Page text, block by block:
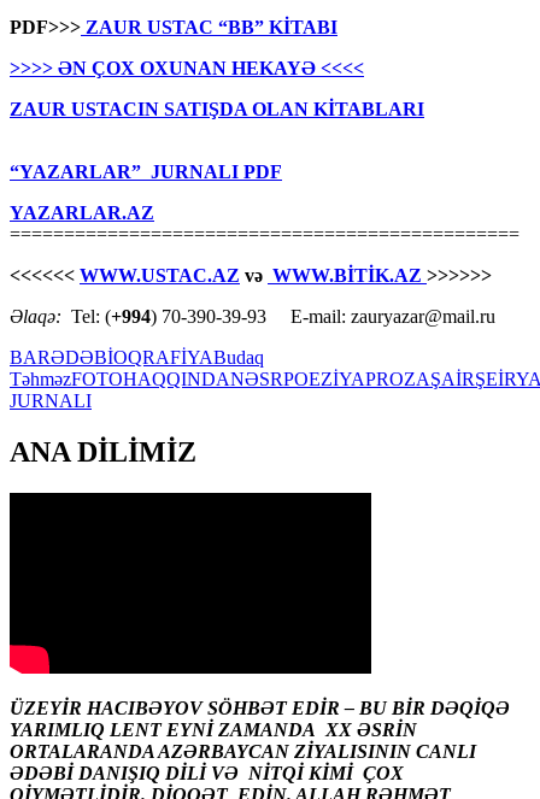
PDF>>> ZAUR USTAC “BB” KİTABI
>>>> ƏN ÇOX OXUNAN HEKAYƏ <<<<
ZAUR USTACIN SATIŞDA OLAN KİTABLARI
“YAZARLAR” JURNALI PDF
YAZARLAR.AZ
===============================================
<<<<<< WWW.USTAC.AZ və WWW.BİTİK.AZ >>>>>>
Əlaqə: Tel: (+994) 70-390-39-93 E-mail: zauryazar@mail.ru
BARƏDƏBİOQRAFİYABudaq
TəhməzFOTOHAQQINDANƏSRPOEZİYAPROZAŞAİRŞEİR
JURNALI
ANA DİLİMİZ
ÜZEYİR HACIBƏYOV SÖHBƏT EDİR – BU BİR DƏQİQƏ
YARIMLIQ LENT EYNİ ZAMANDA XX ƏSRİN
ORTALARANDA AZƏRBAYCAN ZİYALISININ CANLI
ƏDƏBİ DANIŞIQ DİLİ VƏ NİTQİ KİMİ ÇOX
QİYMƏTLİDİR. DİQQƏT EDİN. ALLAH RƏHMƏT